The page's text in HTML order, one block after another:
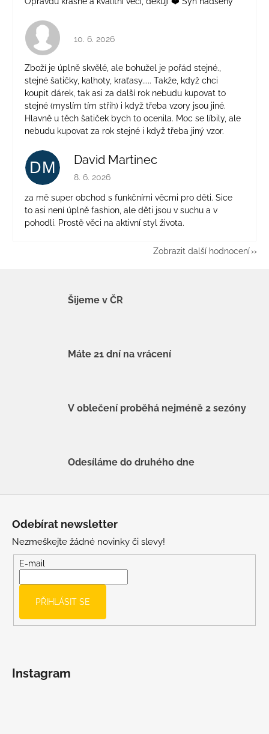
Hodnocení obchodu je 4 z 5 hvězdiček.
10. 6. 2026
Zboží je úplně skvělé, ale bohužel je pořád stejné.,
stejné šatičky, kalhoty, kraťasy..... Takže, když chci
koupit dárek, tak asi za další rok nebudu kupovat to
stejné (myslím tím střih) i když třeba vzory jsou jiné.
Hlavně u těch šatiček bych to ocenila. Moc se líbily, ale
nebudu kupovat za rok stejné i když třeba jiný vzor.
DM David Martinec
Hodnocení obchodu je 5 z 5 hvězdiček.
8. 6. 2026
za mě super obchod s funkčními věcmi pro děti. Sice
to asi není úplně fashion, ale děti jsou v suchu a v
pohodlí. Prostě věci na aktivní styl života.
Zobrazit další hodnocení
Šijeme v ČR
Máte 21 dní na vrácení
V oblečení proběhá nejméně 2 sezóny
Odesíláme do druhého dne
Odebírat newsletter
Nezmeškejte žádné novinky či slevy!
E-mail
PŘIHLÁSIT SE
Instagram